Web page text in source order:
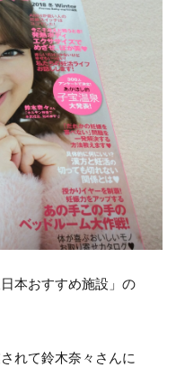
本おすすめ施設」の
れて鈴木奈々さんに